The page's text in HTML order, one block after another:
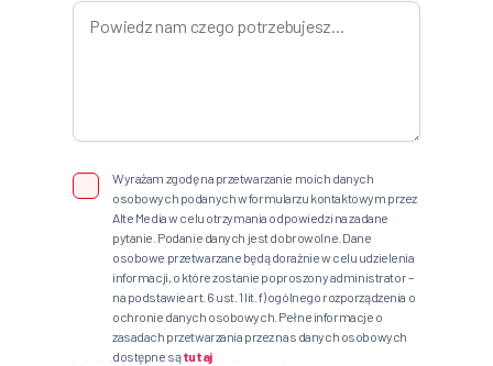
Wyrażam zgodę na przetwarzanie moich danych
osobowych podanych w formularzu kontaktowym przez
Alte Media w celu otrzymania odpowiedzi na zadane
pytanie. Podanie danych jest dobrowolne. Dane
osobowe przetwarzane będą doraźnie w celu udzielenia
informacji, o które zostanie poproszony administrator –
na podstawie art. 6 ust. 1 lit. f) ogólnego rozporządzenia o
ochronie danych osobowych. Pełne informacje o
zasadach przetwarzania przez nas danych osobowych
dostępne sątutaj